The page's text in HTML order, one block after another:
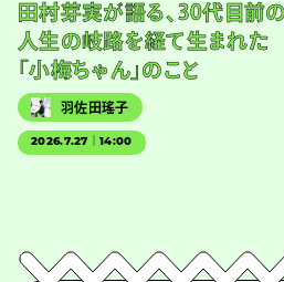
田村芽実が語る、30代目前の
人生の岐路を経て生まれた
「小梅ちゃん」のこと
羽佐田瑤子
2026.7.27｜14:00